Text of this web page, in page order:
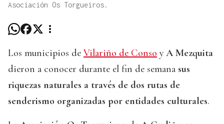
Asociación Os Torgueiros.
Los municipios de Vilariño de Conso yA Mezquita
dieron a conocer durante el fin de semana sus
riquezas naturales a través de dos rutas de
senderismo organizadas por entidades culturales.